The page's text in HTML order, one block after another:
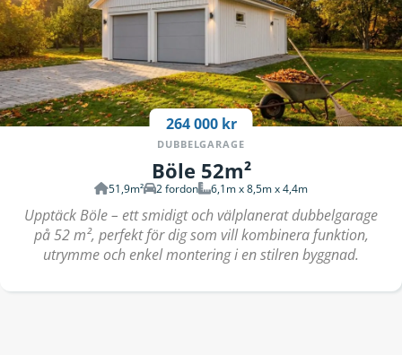
264 000 kr
DUBBELGARAGE
Böle 52m²
51,9m² 2 fordon 6,1m x 8,5m x 4,4m
Upptäck Böle – ett smidigt och välplanerat dubbelgarage
på 52 m², perfekt för dig som vill kombinera funktion,
utrymme och enkel montering i en stilren byggnad.